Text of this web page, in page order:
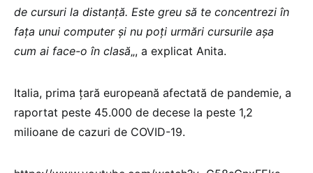
de cursuri la distanţă. Este greu să te concentrezi în
faţa unui computer şi nu poţi urmări cursurile aşa
cum ai face-o în clasă„, a explicat Anita.
Italia, prima ţară europeană afectată de pandemie, a
raportat peste 45.000 de decese la peste 1,2
milioane de cazuri de COVID-19.